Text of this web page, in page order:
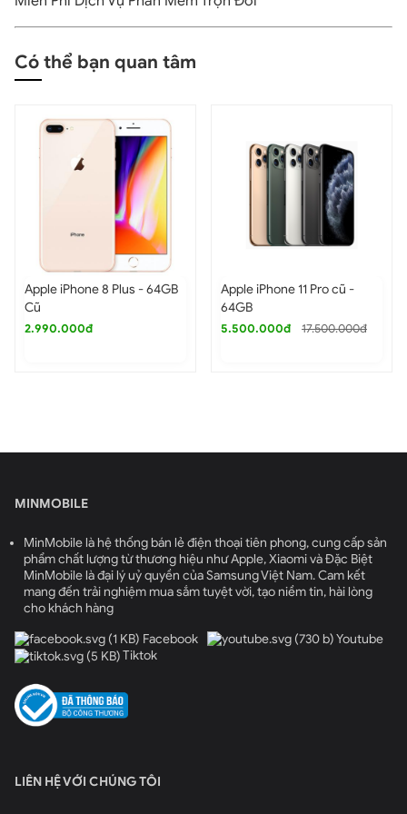
văn bản hay đặt câu hỏi trở nên dễ dàng và nhanh
chóng, tạo ra những tương tác tự nhiên như một cuộc
trò chuyện giữa hai người. Điều này mở ra nhiều tiềm
năng ứng dụng mới trong tương lai.
Thiết kế khung viền titan siêu nhẹ, sang
trọng
iPhone 16 Pro 512GBtỏa sáng với thiết kế khung viền
titan siêu nhẹ, mang lại sự bền bỉ và thanh lịch. Chất liệu
titan không chỉ giúp giảm trọng lượng mà còn duy trì độ
chắc chắn, kết hợp với các cạnh bo tròn mang lại cảm
giác cầm nắm thoải mái, ngay cả khi sử dụng lâu. Thiết
kế hiện đại với nhiều tùy chọn màu sắc sang trọng tạo
nên vẻ đẹp lấp lánh dưới ánh sáng.
Giá iPhone 16 Pro hiện tại bao nhiêu?
Thiết bị còn nâng cao trải nghiệm người dùng với nút
Action Button đa chức năng và Camera Control, cho
phép truy cập nhanh vào các tính năng yêu thích chỉ
bằng một cú nhấn. Màn hình Super Retina XDR OLED 6.3
inch với độ sáng lên tới 2000 nits và tần số quét 120Hz,
cùng công nghệ HDR, mang đến hình ảnh sắc nét và
mượt mà, dễ nhìn dưới ánh nắng. Công nghệ True Tone
thị chính xác và bảo vệ mắt người dùng trong mọi điều
Có thể bạn quan tâm
iPhone 11 Pro Max Qua sử
dụng 64GB
6.990.000đ
iPhone 11 Pro Max cũ 256GB
9.500.000đ
MINMOBILE
MinMobile là hệ thống bán lẻ điện thoại tiên phong, cung cấp sản
phẩm chất lượng từ thương hiệu như Apple, Xiaomi và Đặc Biệt
MinMobile là đại lý uỷ quyền của Samsung Việt Nam. Cam kết
mang đến trải nghiệm mua sắm tuyệt vời, tạo niềm tin, hài lòng
cho khách hàng
Facebook
Youtube
Tiktok
LIÊN HỆ VỚI CHÚNG TÔI